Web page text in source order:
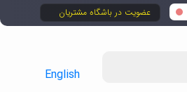
عضویت در باشگاه مشتریان
English